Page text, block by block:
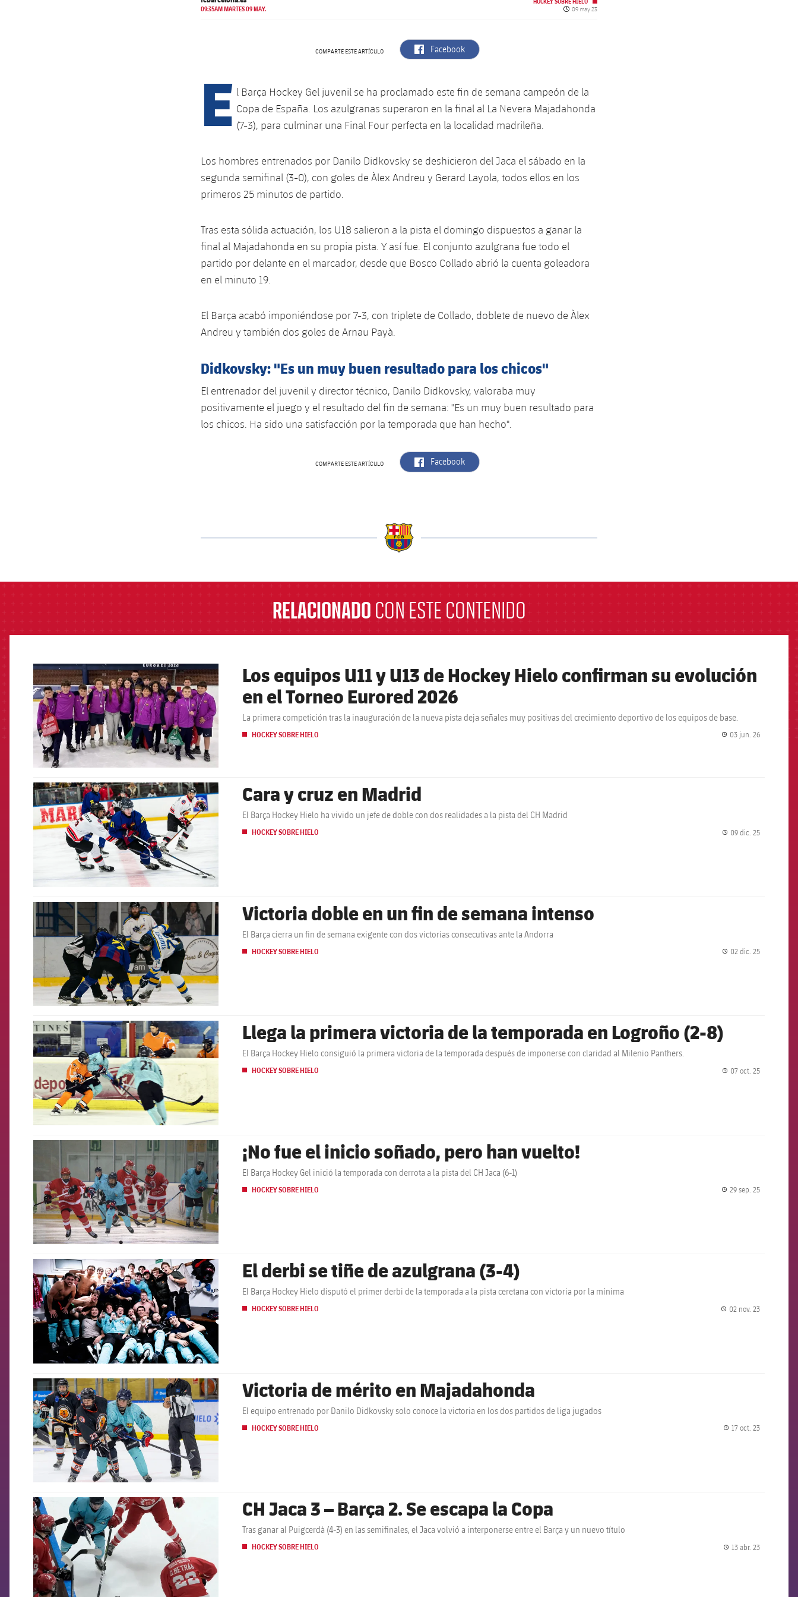
09:35AM MARTES 09 MAY.
Fecha de publicación
09 may 23
COMPARTE ESTE ARTÍCULO label.aria.facebook
Facebook
E l Barça Hockey Gel juvenil se ha proclamado este fin de semana campeón de la
Copa de España. Los azulgranas superaron en la final al La Nevera Majadahonda
(7-3), para culminar una Final Four perfecta en la localidad madrileña.
Los hombres entrenados por Danilo Didkovsky se deshicieron del Jaca el sábado en la
segunda semifinal (3-0), con goles de Àlex Andreu y Gerard Layola, todos ellos en los
primeros 25 minutos de partido.
Tras esta sólida actuación, los U18 salieron a la pista el domingo dispuestos a ganar la
final al Majadahonda en su propia pista. Y así fue. El conjunto azulgrana fue todo el
partido por delante en el marcador, desde que Bosco Collado abrió la cuenta goleadora
en el minuto 19.
El Barça acabó imponiéndose por 7-3, con triplete de Collado, doblete de nuevo de Àlex
Andreu y también dos goles de Arnau Payà.
Didkovsky: "Es un muy buen resultado para los chicos"
El entrenador del juvenil y director técnico, Danilo Didkovsky, valoraba muy
positivamente el juego y el resultado del fin de semana: "Es un muy buen resultado para
los chicos. Ha sido una satisfacción por la temporada que han hecho".
COMPARTE ESTE ARTÍCULO label.aria.facebook
Facebook
RELACIONADO CON ESTE CONTENIDO
FCB Barcelona badge
Los equipos U11 y U13 de Hockey Hielo confirman su evolución
en el Torneo Eurored 2026
La primera competición tras la inauguración de la nueva pista deja señales muy positivas del crecimiento deportivo de los equipos de base.
HOCKEY SOBRE HIELO 03 jun. 26
FCB Barcelona badge Cara y cruz en Madrid
El Barça Hockey Hielo ha vivido un jefe de doble con dos realidades a la pista del CH Madrid
HOCKEY SOBRE HIELO 09 dic. 25
FCB Barcelona badge Victoria doble en un fin de semana intenso
El Barça cierra un fin de semana exigente con dos victorias consecutivas ante la Andorra
HOCKEY SOBRE HIELO 02 dic. 25
FCB Barcelona badge Llega la primera victoria de la temporada en Logroño (2-8)
El Barça Hockey Hielo consiguió la primera victoria de la temporada después de imponerse con claridad al Milenio Panthers.
HOCKEY SOBRE HIELO 07 oct. 25
FCB Barcelona badge ¡No fue el inicio soñado, pero han vuelto!
El Barça Hockey Gel inició la temporada con derrota a la pista del CH Jaca (6-1)
HOCKEY SOBRE HIELO 29 sep. 25
FCB Barcelona badge El derbi se tiñe de azulgrana (3-4)
El Barça Hockey Hielo disputó el primer derbi de la temporada a la pista ceretana con victoria por la mínima
HOCKEY SOBRE HIELO 02 nov. 23
FCB Barcelona badge Victoria de mérito en Majadahonda
El equipo entrenado por Danilo Didkovsky solo conoce la victoria en los dos partidos de liga jugados
HOCKEY SOBRE HIELO 17 oct. 23
FCB Barcelona badge CH Jaca 3 – Barça 2. Se escapa la Copa
Tras ganar al Puigcerdà (4-3) en las semifinales, el Jaca volvió a interponerse entre el Barça y un nuevo título
HOCKEY SOBRE HIELO 13 abr. 23